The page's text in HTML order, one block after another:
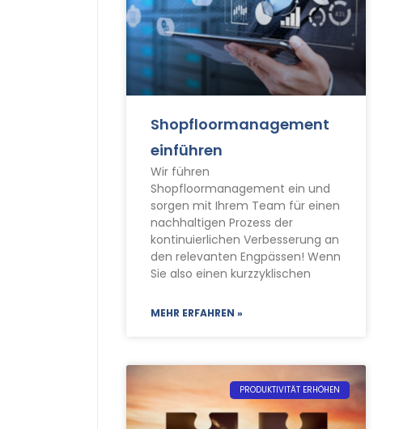
Shopfloormanagement
einführen
Wir führen
Shopfloormanagement ein und
sorgen mit Ihrem Team für einen
nachhaltigen Prozess der
kontinuierlichen Verbesserung an
den relevanten Engpässen! Wenn
Sie also einen kurzzyklischen
MEHR ERFAHREN »
PRODUKTIVITÄT ERHÖHEN